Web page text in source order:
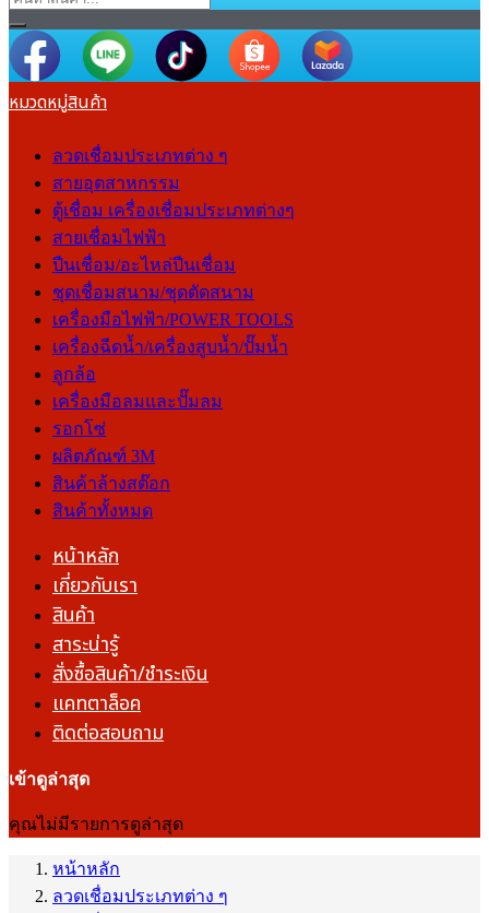
หมวดหมู่สินค้า
ลวดเชื่อมประเภทต่าง ๆ
สายอุตสาหกรรม
ตู้เชื่อม เครื่องเชื่อมประเภทต่างๆ
สายเชื่อมไฟฟ้า
ปืนเชื่อม/อะไหล่ปืนเชื่อม
ชุดเชื่อมสนาม/ชุดตัดสนาม
เครื่องมือไฟฟ้า/POWER TOOLS
เครื่องฉีดน้ำ/เครื่องสูบน้ำ/ปั๊มน้ำ
ลูกล้อ
เครื่องมือลมและปั๊มลม
รอกโซ่
ผลิตภัณฑ์ 3M
สินค้าล้างสต๊อก
สินค้าทั้งหมด
หน้าหลัก
เกี่ยวกับเรา
สินค้า
สาระน่ารู้
สั่งซื้อสินค้า/ชำระเงิน
แคทตาล็อค
ติดต่อสอบถาม
เข้าดูล่าสุด
คุณไม่มีรายการดูล่าสุด
หน้าหลัก
ลวดเชื่อมประเภทต่าง ๆ